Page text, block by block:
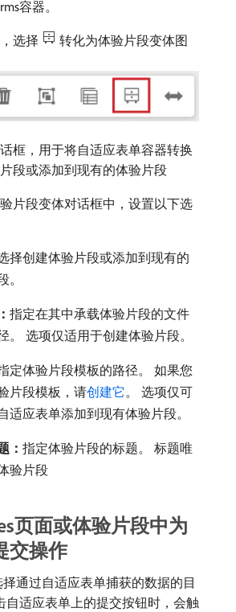
容器。
选择
转化为体验片段变体图
框，用于将自适应表单容器转换
段或添加到现有的体验片段
片段变体对话框中，设置以下选
择创建体验片段或添加到现有的
。
​指定在其中承载体验片段的文件
。 选项仅适用于创建体验片段。
定体验片段模板的路径。 如果您
片段模板，请创建它。 选项仅可
适应表单添加到现有体验片段。
： ​指定体验片段的标题。 标题唯
验片段
页面或体验片段中为
交操作
通过自适应表单捕获的数据的目
自适应表单上的提交按钮时，会触